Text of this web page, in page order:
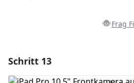
Frag
Schritt 13